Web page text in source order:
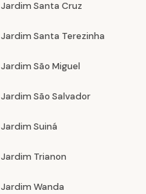
Jardim Santa Cruz
Jardim Santa Terezinha
Jardim São Miguel
Jardim São Salvador
Jardim Suiná
Jardim Trianon
Jardim Wanda